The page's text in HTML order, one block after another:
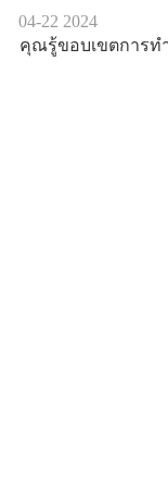
04-22 2024
คุณรู้ขอบเขตการท